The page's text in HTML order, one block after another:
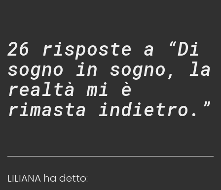
26 risposte a “Di
sogno in sogno, la
realtà mi è
rimasta indietro.”
LILIANA ha detto: